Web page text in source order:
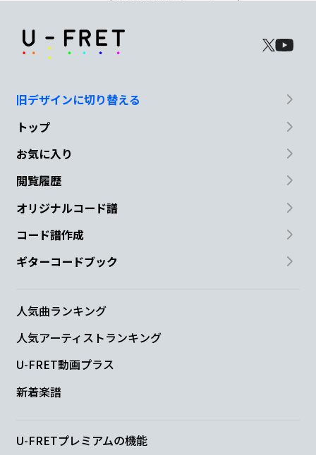
旧デザインに切り替える
トップ
お気に入り
閲覧履歴
オリジナルコード譜
コード譜作成
ギターコードブック
人気曲ランキング
人気アーティストランキング
U-FRET動画プラス
新着楽譜
U-FRETプレミアムの機能